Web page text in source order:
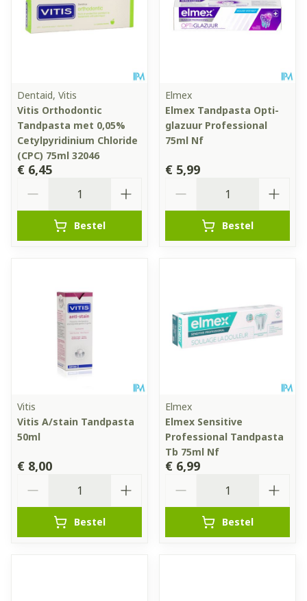
Dentaid, Vitis
Vitis Orthodontic
Tandpasta met 0,05%
Cetylpyridinium Chloride
(CPC) 75ml 32046
€ 6,45
Bestel
Elmex
Elmex Tandpasta Opti-
glazuur Professional
75ml Nf
€ 5,99
Bestel
Vitis
Vitis A/stain Tandpasta
50ml
€ 8,00
Bestel
Elmex
Elmex Sensitive
Professional Tandpasta
Tb 75ml Nf
€ 6,99
Bestel